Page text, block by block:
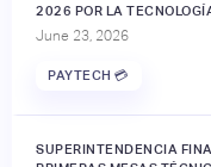
2026 POR LA
June 23, 2026
PAYTECH 💳
SUPERINTENDENCIA